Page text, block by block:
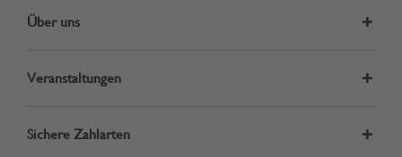
Über uns
Veranstaltungen
Sichere Zahlarten